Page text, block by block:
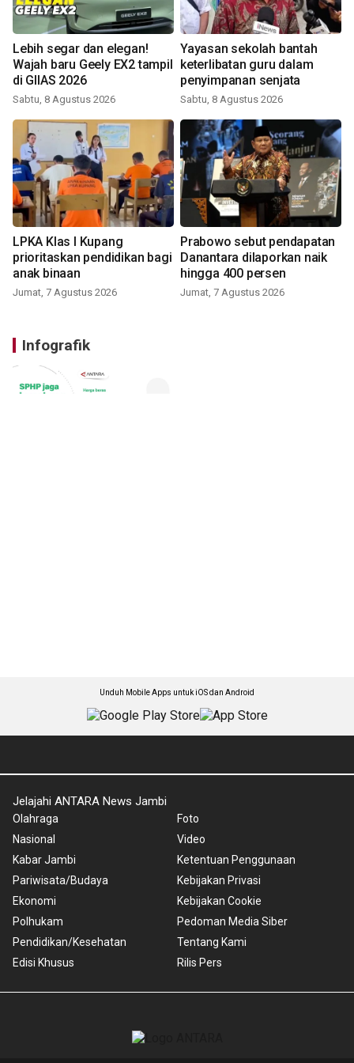
Lebih segar dan elegan!
Wajah baru Geely EX2 tampil
di GIIAS 2026
Sabtu, 8 Agustus 2026
Yayasan sekolah bantah
keterlibatan guru dalam
penyimpanan senjata
Sabtu, 8 Agustus 2026
LPKA Klas I Kupang
prioritaskan pendidikan bagi
anak binaan
Jumat, 7 Agustus 2026
Prabowo sebut pendapatan
Danantara dilaporkan naik
hingga 400 persen
Jumat, 7 Agustus 2026
Infografik
Unduh Mobile Apps untuk iOS dan Android
Jelajahi ANTARA News Jambi
Olahraga
Nasional
Kabar Jambi
Pariwisata/Budaya
Ekonomi
Polhukam
Pendidikan/Kesehatan
Edisi Khusus
Foto
Video
Ketentuan Penggunaan
Kebijakan Privasi
Kebijakan Cookie
Pedoman Media Siber
Tentang Kami
Rilis Pers